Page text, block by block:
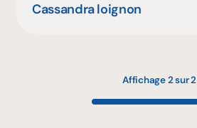
Cassandra loignon
Affichage 2 sur 2